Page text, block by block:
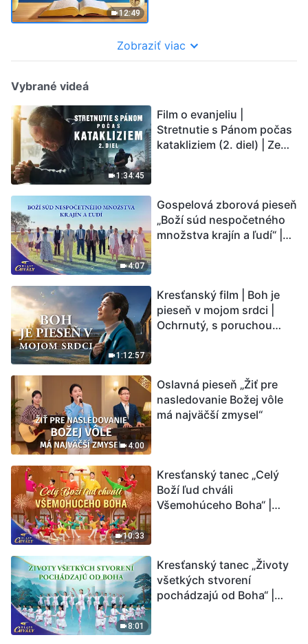
12:49
Zobraziť viac
Vybrané videá
1:34:45
Film o evanjeliu |
Stretnutie s Pánom počas
katakliziem (2. diel) | Zem
Ľudstvu sa začína
odpočítavať čas. Našli ste
spôsob, ako prežiť?
4:07
Gospelová zborová pieseň
„Boží súd nespočetného
množstva krajín a ľudí“ |
1:12:57
Kresťanský film | Boh je
pieseň v mojom srdci |
Ochrnutý, s poruchou
4:00
Oslavná pieseň „Žiť pre
nasledovanie Božej vôle
má najväčší zmysel“
10:33
Kresťanský tanec „Celý
Boží ľud chváli
Všemohúceho Boha“ |
8:01
Kresťanský tanec „Životy
všetkých stvorení
pochádzajú od Boha“ |